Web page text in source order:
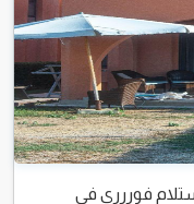
فوررري في